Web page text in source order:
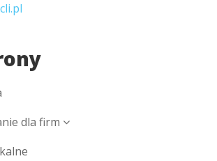
dla firm